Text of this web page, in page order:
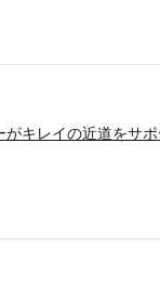
がキレイの近道をサ